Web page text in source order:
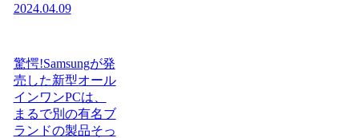
2024.04.09
驚愕!Samsungが発
売した新型オール
インワンPCは、
まるで別の有名ブ
ランドの製品そっ